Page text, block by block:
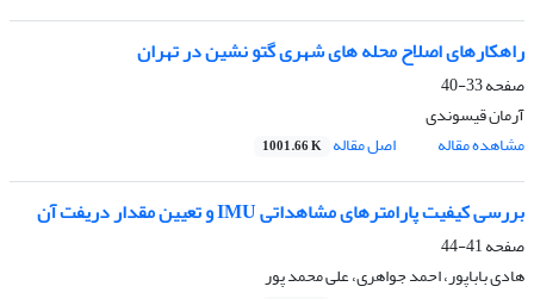
راهکارهاى اصلاح محله‏ هاى شهرى گتو نشین در تهران
صفحه33-40
آرمان قیسوندی
مشاهده مقاله
اصل مقاله 1001.66 K
بررسى کیفیت پارامترهاى مشاهداتى IMU و تعیین مقدار دریفت آن
صفحه41-44
هادی باباپور، احمد جواهری، علی محمد پور